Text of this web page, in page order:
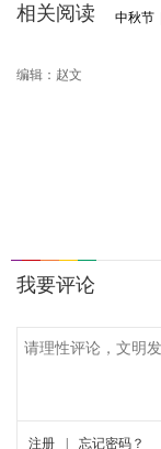
相关阅读 中秋节
编辑：赵文